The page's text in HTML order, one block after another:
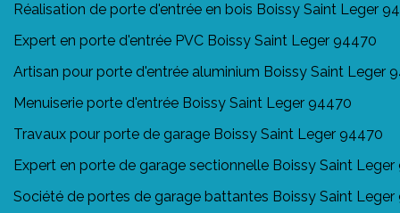
Réalisation de porte d'entrée en bois Boissy Saint Leger
Expert en porte d'entrée PVC Boissy Saint Leger 94470
Artisan pour porte d'entrée aluminium Boissy Saint Leger
Menuiserie porte d'entrée Boissy Saint Leger 94470
Travaux pour porte de garage Boissy Saint Leger 94470
Expert en porte de garage sectionnelle Boissy Saint
Société de portes de garage battantes Boissy Saint Leger